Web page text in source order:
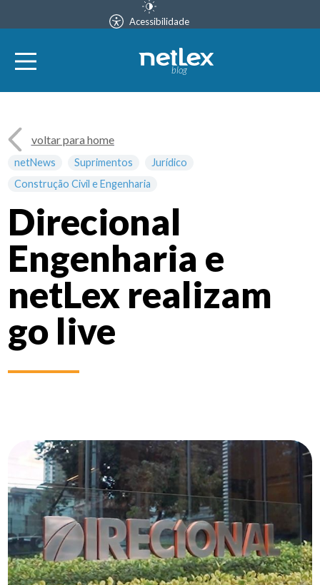
Acessibilidade
blog
netNews Suprimentos
Jurídico
Construção Civil e Engenharia
voltar para home
Direcional
Engenharia e
netLex realizam
go live